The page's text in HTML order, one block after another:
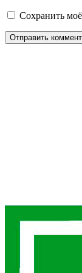
Сохранить